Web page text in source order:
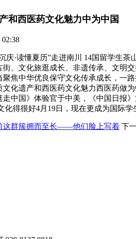
和西医药文化魅力中为中国
·读懂夏历”走进南川 14国留学生茶
、文化旅逛成长、非遗传承、文明
聚焦中华优良保守文化传承成长，一
文化遗产和西医药文化魅力西医药做
中国》体验官于中美，《中国日报
化得很好4月19日，现在更成为国际学
这群簇拥而至长——他们脸上写着 下